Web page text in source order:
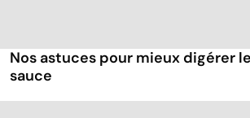
Nos astuces pour mieux digérer
sauce